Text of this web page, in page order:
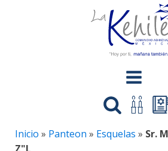
Inicio » Panteon » Esquelas » Sr.